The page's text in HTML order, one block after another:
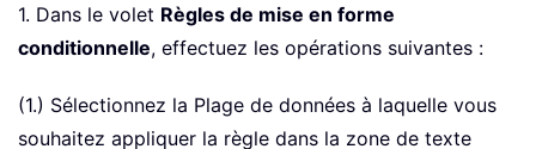
1. Dans le volet Règles de mise en forme
conditionnelle, effectuez les opérations suivantes :
(1.) Sélectionnez la Plage de données à laquelle vous
souhaitez appliquer la règle dans la zone de texte